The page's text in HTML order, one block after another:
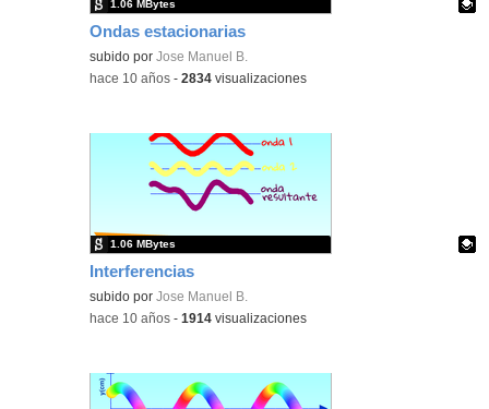
Ondas estacionarias
Contenido educativo.
subido porJose Manuel B.
1.06 MBytes
-hace 10 años -2834 visualizaciones
Interferencias
Contenido educativo.
subido porJose Manuel B.
1.06 MBytes
-hace 10 años -1914 visualizaciones